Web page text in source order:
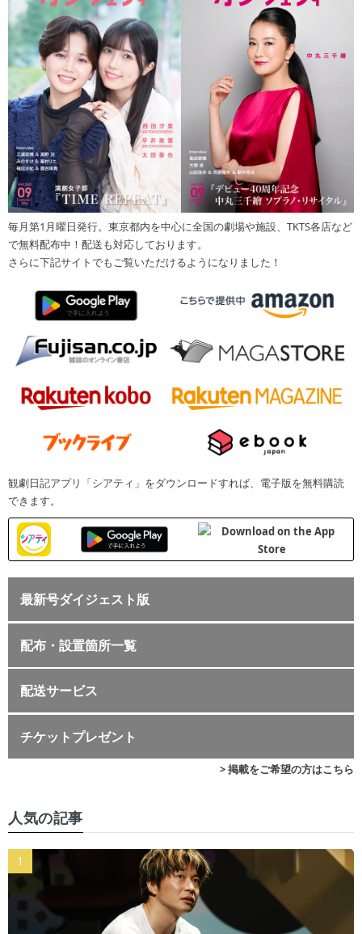
毎月第1月曜日発行。東京都内を中心に全国の劇場や施設、TKTS各店など
で無料配布中！配送も対応しております。
さらに下記サイトでもご覧いただけるようになりました！
観劇日記アプリ「シアティ」をダウンロードすれば、電子版を無料購読
できます。
最新号ダイジェスト版
配布・設置箇所一覧
配送サービス
チケットプレゼント
> 掲載をご希望の方はこちら
人気の記事